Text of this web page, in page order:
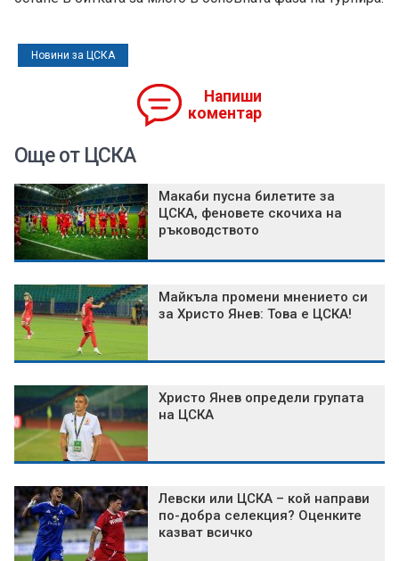
Новини за ЦСКА
Напиши
коментар
Още от ЦСКА
Макаби пусна билетите за
ЦСКА, феновете скочиха на
ръководството
Майкъла промени мнението си
за Христо Янев: Това е ЦСКА!
Христо Янев определи групата
на ЦСКА
Левски или ЦСКА – кой направи
по-добра селекция? Оценките
казват всичко